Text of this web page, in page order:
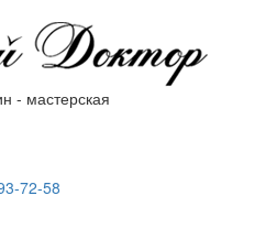
- мастерская
72-58